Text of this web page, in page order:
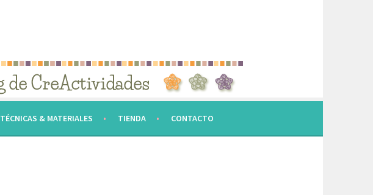
TÉCNICAS & MATERIALES TIENDA CONTACTO